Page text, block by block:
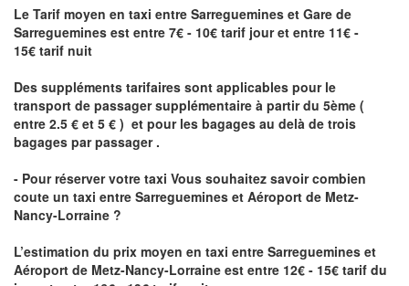
Le Tarif moyen en taxi entre Sarreguemines et Gare de
Sarreguemines est entre 7€ - 10€ tarif jour et entre 11€ -
15€ tarif nuit
Des suppléments tarifaires sont applicables pour le
transport de passager supplémentaire à partir du 5ème (
entre 2.5 € et 5 € ) et pour les bagages au delà de trois
bagages par passager .
- Pour réserver votre taxi Vous souhaitez savoircombien
coute un taxi entre Sarreguemines et Aéroport de Metz-
Nancy-Lorraine ?
L’estimation du prix moyen en taxi entre Sarreguemines et
Aéroport de Metz-Nancy-Lorraine est entre 12€ - 15€ tarif du